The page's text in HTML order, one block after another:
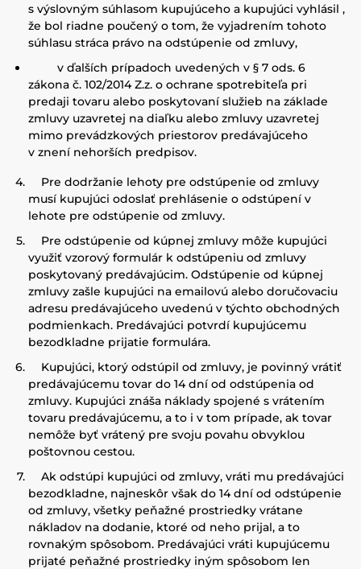
s výslovným súhlasom kupujúceho a kupujúci vyhlásil ,
že bol riadne poučený o tom, že vyjadrením tohoto
súhlasu stráca právo na odstúpenie od zmluvy,
v ďalších prípadoch uvedených v § 7 ods. 6
zákona č. 102/2014 Z.z. o ochrane spotrebiteľa pri
predaji tovaru alebo poskytovaní služieb na základe
zmluvy uzavretej na diaľku alebo zmluvy uzavretej
mimo prevádzkových priestorov predávajúceho
v znení nehorších predpisov.
Pre dodržanie lehoty pre odstúpenie od zmluvy
musí kupujúci odoslať prehlásenie o odstúpení v
lehote pre odstúpenie od zmluvy.
Pre odstúpenie od kúpnej zmluvy môže kupujúci
využiť vzorový formulár k odstúpeniu od zmluvy
poskytovaný predávajúcim. Odstúpenie od kúpnej
zmluvy zašle kupujúci na emailovú alebo doručovaciu
adresu predávajúceho uvedenú v týchto obchodných
podmienkach. Predávajúci potvrdí kupujúcemu
bezodkladne prijatie formulára.
Kupujúci, ktorý odstúpil od zmluvy, je povinný vrátiť
predávajúcemu tovar do 14 dní od odstúpenia od
zmluvy. Kupujúci znáša náklady spojené s vrátením
tovaru predávajúcemu, a to i v tom prípade, ak tovar
nemôže byť vrátený pre svoju povahu obvyklou
poštovnou cestou.
Ak odstúpi kupujúci od zmluvy, vráti mu predávajúci
bezodkladne, najneskôr však do 14 dní od odstúpenie
od zmluvy, všetky peňažné prostriedky vrátane
nákladov na dodanie, ktoré od neho prijal, a to
rovnakým spôsobom. Predávajúci vráti kupujúcemu
prijaté peňažné prostriedky iným spôsobom len